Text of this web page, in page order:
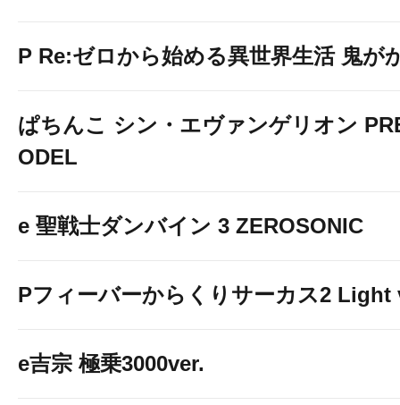
P Re:ゼロから始める異世界生活 鬼が
ぱちんこ シン・エヴァンゲリオン
ODEL
e 聖戦士ダンバイン 3 ZEROSONIC
Pフィーバーからくりサーカス2 Light
e吉宗 極乗3000ver.